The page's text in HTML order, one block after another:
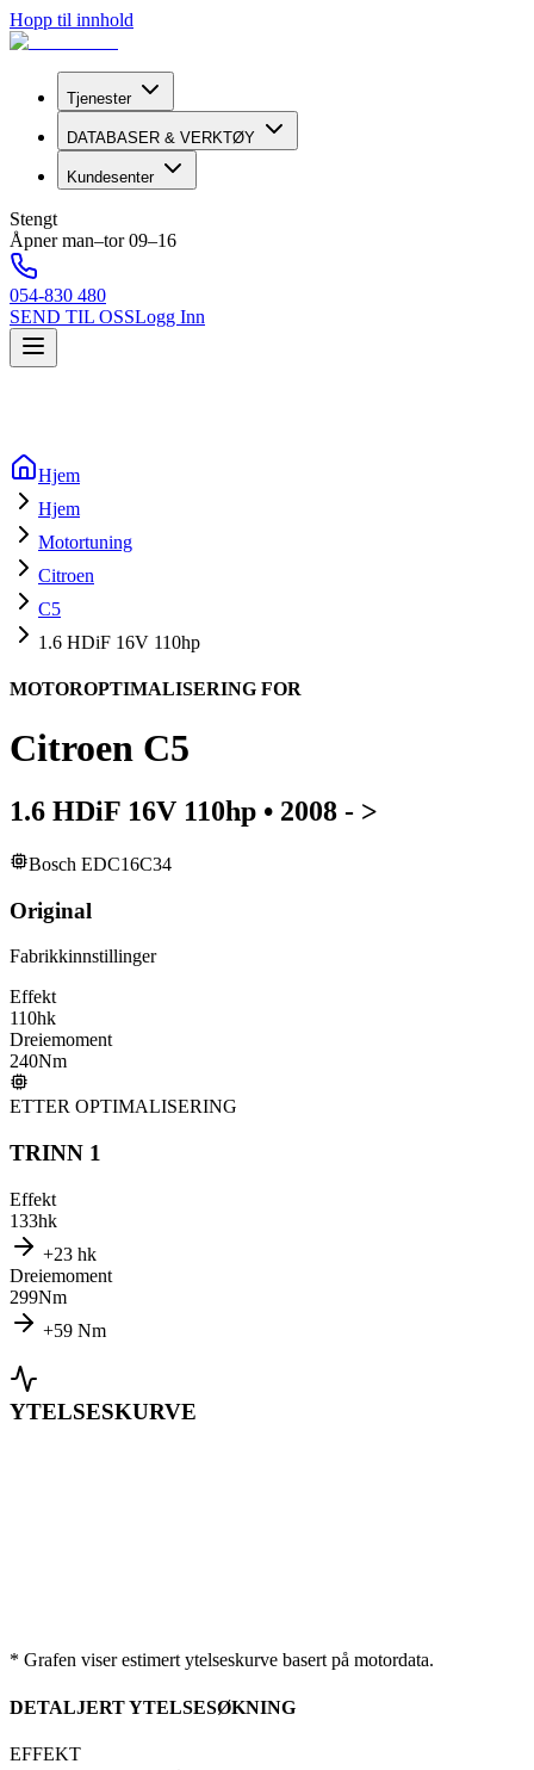
Hopp til innhold
Tjenester
DATABASER & VERKTØY
Kundesenter
Stengt
Åpner man–tor 09–16
054-830 480
SEND TIL OSSLogg Inn
Hjem
Hjem
Motortuning
Citroen
C5
1.6 HDiF 16V 110hp
MOTOROPTIMALISERING FOR
Citroen C5
1.6 HDiF 16V 110hp • 2008 - >
Bosch EDC16C34
Original
Fabrikkinnstillinger
Effekt
110hk
Dreiemoment
240Nm
ETTER OPTIMALISERING
TRINN 1
Effekt
133hk
+23 hk
Dreiemoment
299Nm
+59 Nm
YTELSESKURVE
* Grafen viser estimert ytelseskurve basert på motordata.
DETALJERT YTELSESØKNING
EFFEKT